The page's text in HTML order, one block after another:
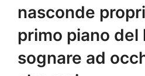
nasconde
primo piano del
sognare ad